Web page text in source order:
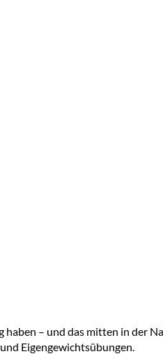
– und das mitten in der
Eigengewichtsübungen.